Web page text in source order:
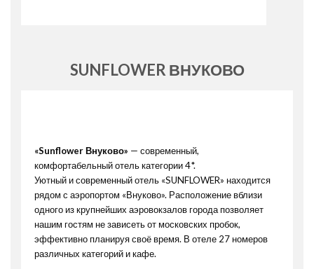
SUNFLOWER ВНУКОВО
«Sunflower Внуково» — современный,
комфортабельный отель категории 4*.
Уютный и современный отель «SUNFLOWER» находится
рядом с аэропортом «Внуково». Расположение вблизи
одного из крупнейших аэровокзалов города позволяет
нашим гостям не зависеть от московских пробок,
эффективно планируя своё время. В отеле 27 номеров
различных категорий и кафе.